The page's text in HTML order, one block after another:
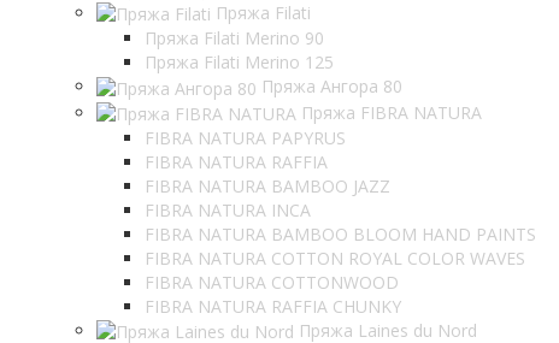
Пряжа Filati
Пряжа Filati Merino 90
Пряжа Filati Merino 125
Пряжа Ангора 80
Пряжа FIBRA NATURA
FIBRA NATURA PAPYRUS
FIBRA NATURA RAFFIA
FIBRA NATURA BAMBOO JAZZ
FIBRA NATURA INCA
FIBRA NATURA BAMBOO BLOOM HAND PAINTS
FIBRA NATURA COTTON ROYAL COLOR WAVES
FIBRA NATURA COTTONWOOD
FIBRA NATURA RAFFIA CHUNKY
Пряжа Laines du Nord